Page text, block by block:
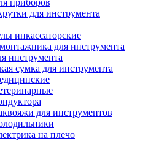
приборов
для инструмента
инкассаторские
для инструмента
инструмента
сумка для инструмента
для инструментов
на плечо